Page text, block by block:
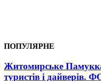
ПОПУЛЯРНЕ
Житомирське
туристів і дайверів.